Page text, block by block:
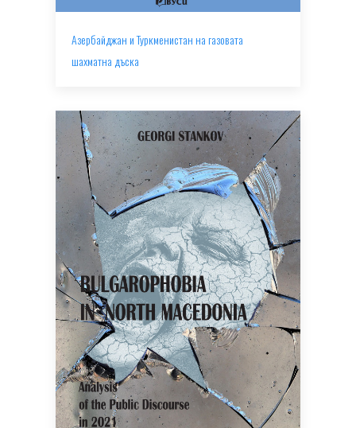
Азербайджан и Туркменистан на газовата
шахматна дъска